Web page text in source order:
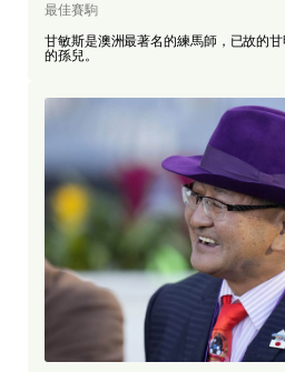
最佳賽駒
甘敏斯是澳洲最著名的練馬師，已故的甘
的孫兒。